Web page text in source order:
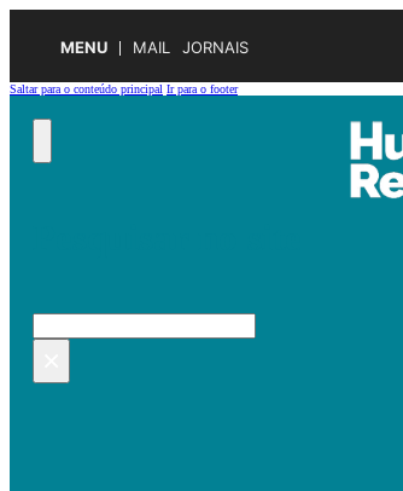
MENU MAIL JORNAIS
Saltar para o conteúdo principal Ir para o footer
Pesquisar